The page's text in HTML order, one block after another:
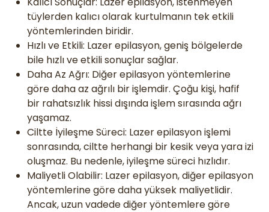
tüylerden kalıcı olarak kurtulmanın tek etkili
yöntemlerinden biridir.
Hızlı ve Etkili: Lazer epilasyon, geniş bölgelerde
bile hızlı ve etkili sonuçlar sağlar.
Daha Az Ağrı: Diğer epilasyon yöntemlerine
göre daha az ağrılı bir işlemdir. Çoğu kişi, hafif
bir rahatsızlık hissi dışında işlem sırasında ağrı
yaşamaz.
Ciltte İyileşme Süreci: Lazer epilasyon işlemi
sonrasında, ciltte herhangi bir kesik veya yara izi
oluşmaz. Bu nedenle, iyileşme süreci hızlıdır.
Maliyetli Olabilir: Lazer epilasyon, diğer epilasyon
yöntemlerine göre daha yüksek maliyetlidir.
Ancak, uzun vadede diğer yöntemlere göre